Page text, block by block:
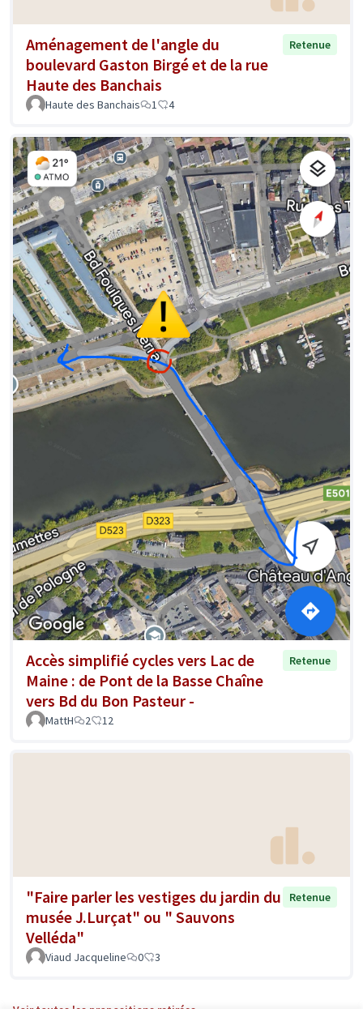
Aménagement de l'angle du
boulevard Gaston Birgé et de la rue
Haute des Banchais
Retenue
Haute des Banchais 1 4
Accès simplifié cycles vers Lac de
Maine : de Pont de la Basse Chaîne
vers Bd du Bon Pasteur -
Retenue
MattH 2 12
"Faire parler les vestiges du jardin du
musée J.Lurçat" ou " Sauvons
Velléda"
Retenue
Viaud Jacqueline 0 3
Voir toutes les propositions retirées